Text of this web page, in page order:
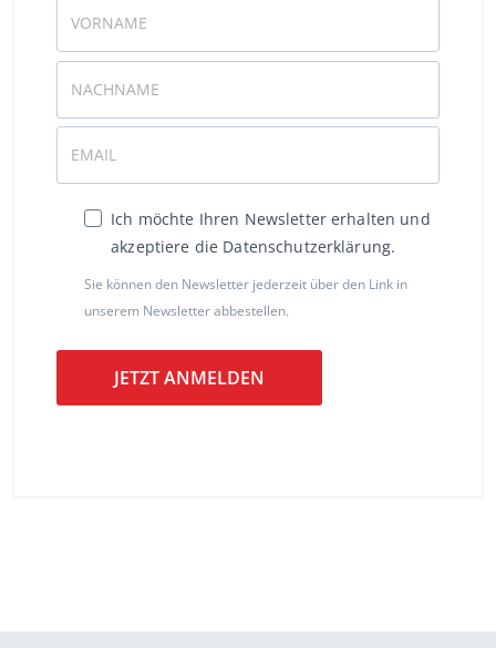
Ich möchte Ihren Newsletter erhalten und
akzeptiere die Datenschutzerklärung.
Sie können den Newsletter jederzeit über den Link in
unserem Newsletter abbestellen.
JETZT ANMELDEN